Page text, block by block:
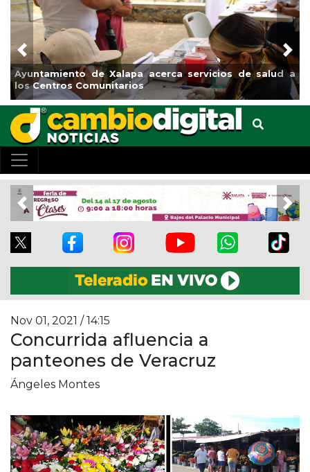
a
Municipio arrancará primera etapa de rehabilitación en
el boulevard 5 de febrero
Previous
Previous
Nov 01, 2021 / 14:15
Concurrida afluencia a
panteones de Veracruz
Ángeles Montes